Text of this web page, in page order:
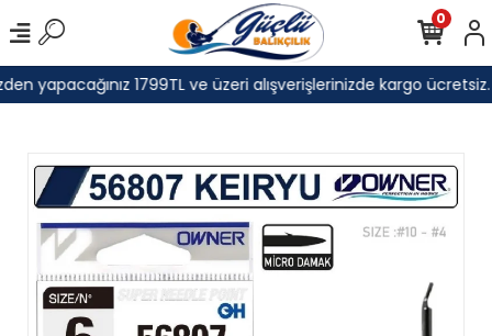
yapacağınız 1799TL ve üzeri alışverişlerinizde kargo ücretsiz.
0